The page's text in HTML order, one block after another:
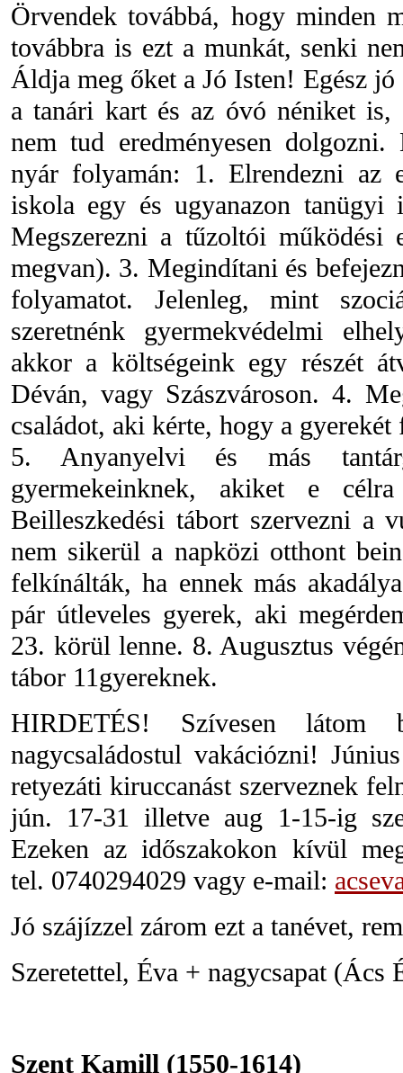
Örvendek továbbá, hogy minden
továbbra is ezt a munkát, senki
Áldja meg őket a Jó Isten! Egész jó
a tanári kart és az óvó néniket
nem tud eredményesen
nyár folyamán: 1. Elrendezni az
iskola egy és ugyanazon tanügyi
Megszerezni a tűzoltói működési
megvan). 3. Megindítani és
folyamatot. Jelenleg, mint
szeretnénk gyermekvédelmi
akkor a költségeink egy részét
Déván, vagy Szászvároson. 4.
családot, aki kérte, hogy a gyerekét
5. Anyanyelvi és más
gyermekeinknek, akiket e
Beilleszkedési tábort szervezni a
nem sikerül a napközi otthont
felkínálták, ha ennek más
pár útleveles gyerek, aki
23. körül lenne. 8. Augusztus
tábor 11gyereknek.
HIRDETÉS! Szívesen látom
nagycsaládostul vakációzni!
retyezáti kiruccanást szerveznek
jún. 17-31 illetve aug 1-15-ig
Ezeken az időszakokon kívül
tel. 0740294029 vagy e-mail:
Jó szájízzel zárom ezt a tanévet,
Szeretettel, Éva + nagycsapat (Ács
Szent Kamill (1550-1614)